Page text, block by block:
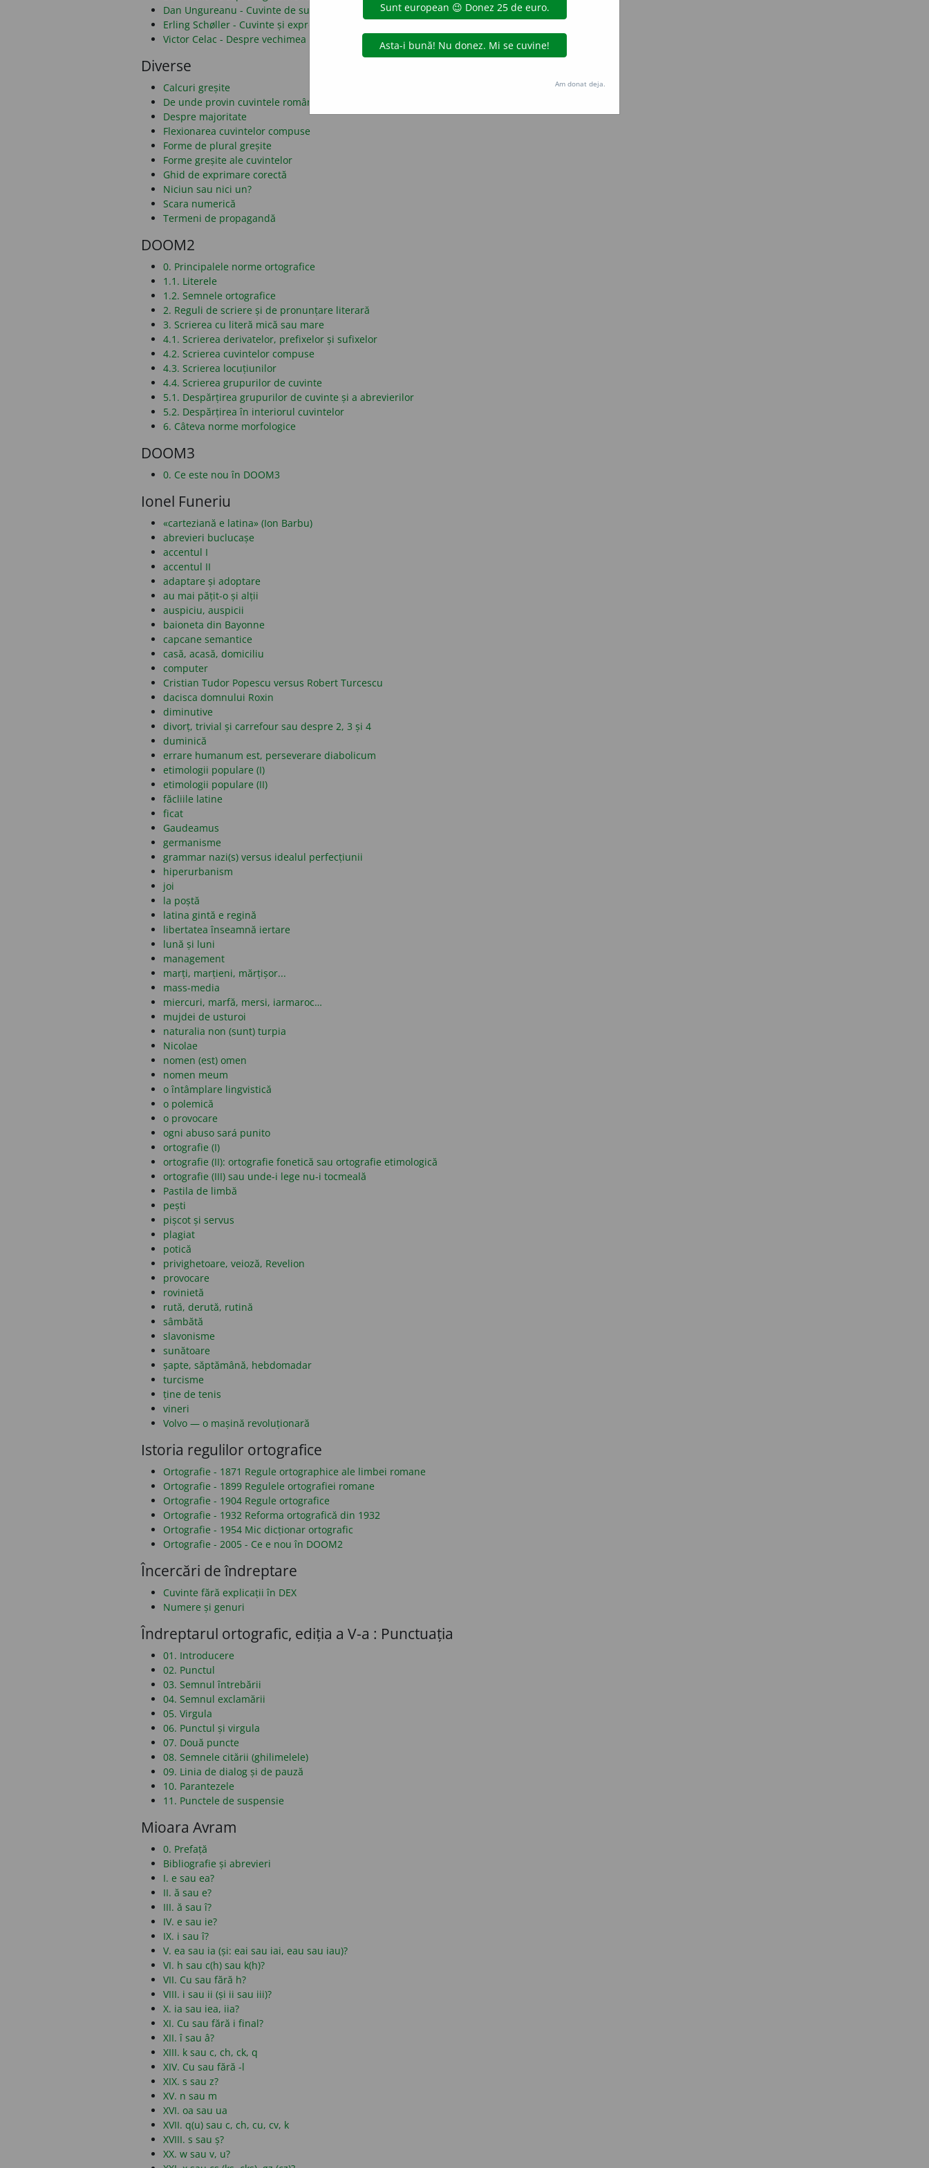
Dan Ungureanu - Cuvinte de substrat? Da. Cuvinte dacice? Nu.
Erling Schøller - Cuvinte și expresii obscene în limba română
Victor Celac - Despre vechimea și originea cuvântului «da» în limba română
Diverse
Calcuri greșite
De unde provin cuvintele românești
Despre majoritate
Flexionarea cuvintelor compuse
Forme de plural greșite
Forme greșite ale cuvintelor
Ghid de exprimare corectă
Niciun sau nici un?
Scara numerică
Termeni de propagandă
DOOM2
0. Principalele norme ortografice
1.1. Literele
1.2. Semnele ortografice
2. Reguli de scriere și de pronunțare literară
3. Scrierea cu literă mică sau mare
4.1. Scrierea derivatelor, prefixelor și sufixelor
4.2. Scrierea cuvintelor compuse
4.3. Scrierea locuțiunilor
4.4. Scrierea grupurilor de cuvinte
5.1. Despărțirea grupurilor de cuvinte și a abrevierilor
5.2. Despărțirea în interiorul cuvintelor
6. Câteva norme morfologice
DOOM3
0. Ce este nou în DOOM3
Ionel Funeriu
«carteziană e latina» (Ion Barbu)
abrevieri buclucașe
accentul I
accentul II
adaptare și adoptare
au mai pățit-o și alții
auspiciu, auspicii
baioneta din Bayonne
capcane semantice
casă, acasă, domiciliu
computer
Cristian Tudor Popescu versus Robert Turcescu
dacisca domnului Roxin
diminutive
divorț, trivial și carrefour sau despre 2, 3 și 4
duminică
errare humanum est, perseverare diabolicum
etimologii populare (I)
etimologii populare (II)
făcliile latine
ficat
Gaudeamus
germanisme
grammar nazi(s) versus idealul perfecțiunii
hiperurbanism
joi
la poștă
latina gintă e regină
libertatea înseamnă iertare
lună și luni
management
marți, marțieni, mărțișor...
mass-media
miercuri, marfă, mersi, iarmaroc…
mujdei de usturoi
naturalia non (sunt) turpia
Nicolae
nomen (est) omen
nomen meum
o întâmplare lingvistică
o polemică
o provocare
ogni abuso sará punito
ortografie (I)
ortografie (II): ortografie fonetică sau ortografie etimologică
ortografie (III) sau unde-i lege nu-i tocmeală
Pastila de limbă
pești
pișcot și servus
plagiat
potică
privighetoare, veioză, Revelion
provocare
rovinietă
rută, derută, rutină
sâmbătă
slavonisme
sunătoare
șapte, săptămână, hebdomadar
turcisme
ține de tenis
vineri
Volvo — o mașină revoluționară
Istoria regulilor ortografice
Ortografie - 1871 Regule ortographice ale limbei romane
Ortografie - 1899 Regulele ortografiei romane
Ortografie - 1904 Regule ortografice
Ortografie - 1932 Reforma ortografică din 1932
Ortografie - 1954 Mic dicționar ortografic
Ortografie - 2005 - Ce e nou în DOOM2
Încercări de îndreptare
Cuvinte fără explicații în DEX
Numere și genuri
Îndreptarul ortografic, ediția a V-a : Punctuația
01. Introducere
02. Punctul
03. Semnul întrebării
04. Semnul exclamării
05. Virgula
06. Punctul și virgula
07. Două puncte
08. Semnele citării (ghilimelele)
09. Linia de dialog și de pauză
10. Parantezele
11. Punctele de suspensie
Mioara Avram
0. Prefață
Bibliografie și abrevieri
I. e sau ea?
II. ă sau e?
III. ă sau î?
IV. e sau ie?
IX. i sau î?
V. ea sau ia (și: eai sau iai, eau sau iau)?
VI. h sau c(h) sau k(h)?
VII. Cu sau fără h?
VIII. i sau ii (și ii sau iii)?
X. ia sau iea, iia?
XI. Cu sau fără i final?
XII. î sau â?
XIII. k sau c, ch, ck, q
XIV. Cu sau fără -l
XIX. s sau z?
XV. n sau m
XVI. oa sau ua
XVII. q(u) sau c, ch, cu, cv, k
XVIII. s sau ș?
XX. w sau v, u?
Am donat deja.